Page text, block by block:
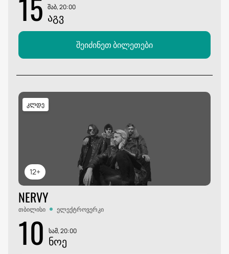
შაბ, 20:00
ᲐᲒᲕ
შეიძინეთ ბილეთები
12+
კლდე
NERVY
თბილისი ელექტროვერკი
10 სამ, 20:00
ᲜᲝᲔ